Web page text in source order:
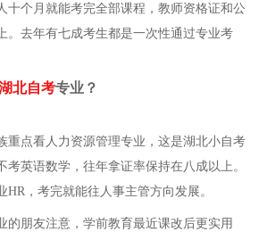
十个月就能考完全部课程，教师资格证和公
。去年有七成考生都是一次性通过专业考
北自考专业？
重点看人力资源管理专业，这是湖北小自考
考英语数学，往年拿证率保持在八成以上。
HR，考完就能往人事主管方向发展。
的朋友注意，学前教育最近课改后更实用